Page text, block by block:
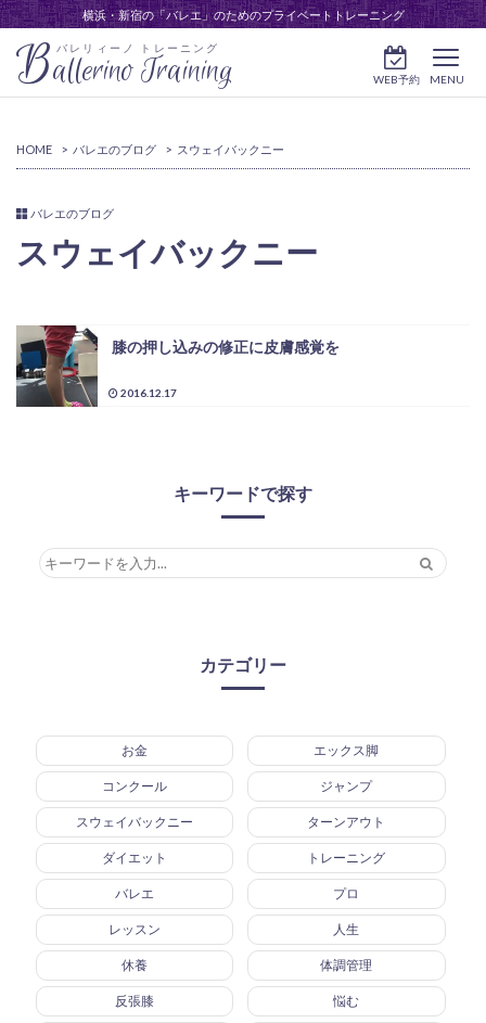
横浜・新宿の「バレエ」のためのプライベートトレーニング
バレリィーノ トレーニング
Ballerino Training MENU
WEB予約
HOME > バレエのブログ > スウェイバックニー
バレエのブログ
スウェイバックニー
膝の押し込みの修正に皮膚感覚を
2016.12.17
キーワードで探す
カテゴリー
お金 エックス脚
コンクール ジャンプ
スウェイバックニー ターンアウト
ダイエット トレーニング
バレエ プロ
レッスン 人生
休養 体調管理
反張膝 悩む